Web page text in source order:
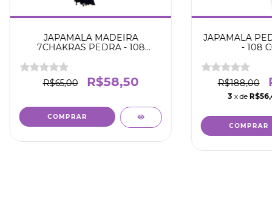
JAPAMALA MADEIRA
7CHAKRAS PEDRA - 108
R$65,00 R$58,50
JAPAMALA
- 108
R$188,00
3 x de